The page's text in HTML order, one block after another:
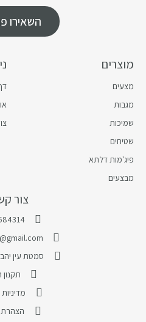
צור
סמטת עין יהב 4, אור יהודה
הצהרת
מוצרים
מצעים
מגבות
שמיכות
שטיחים
פיג'מות דלתא
מבצעים
השאירו